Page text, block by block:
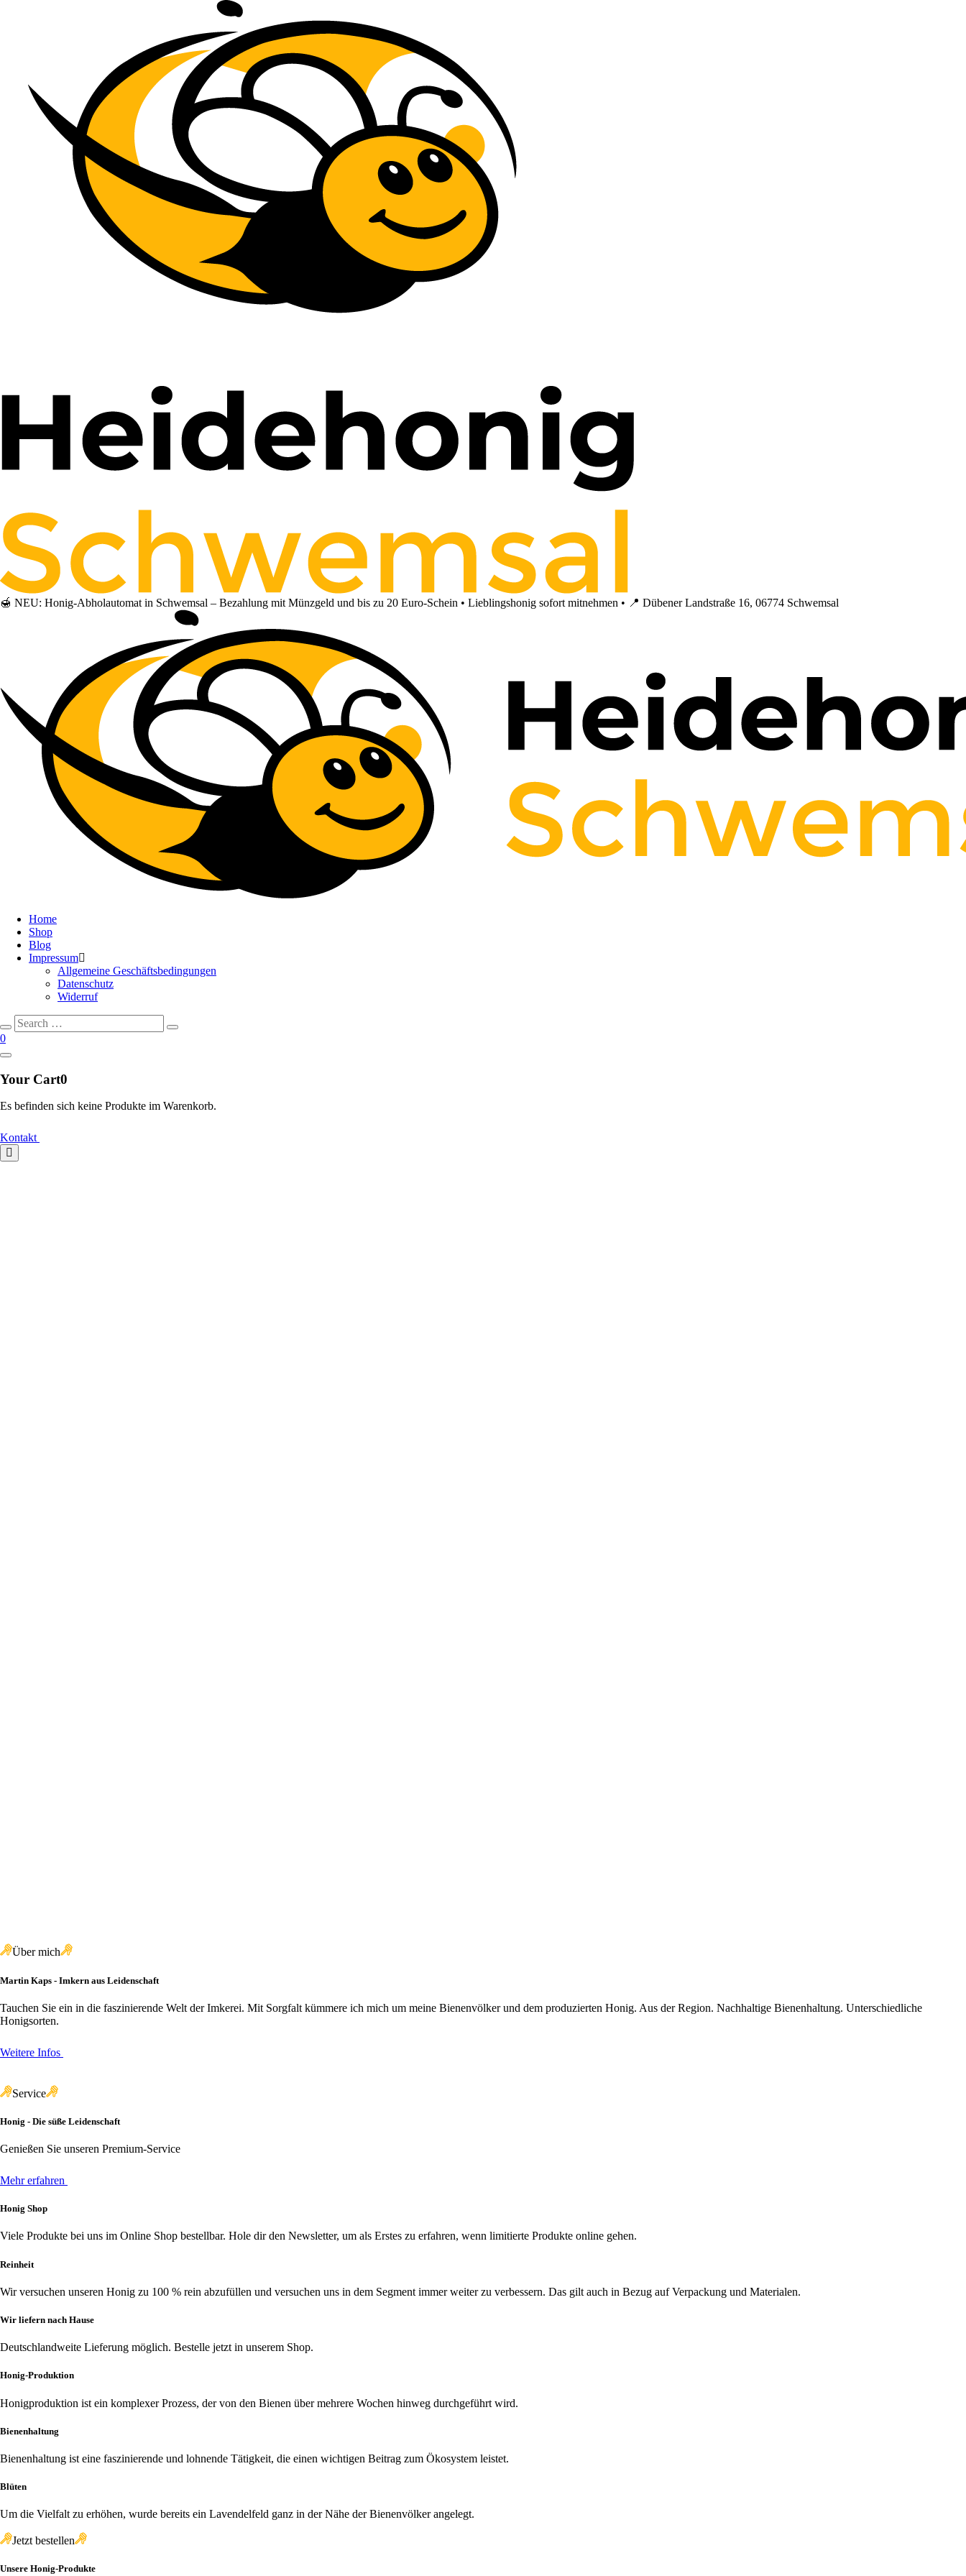
🍯 NEU: Honig-Abholautomat in Schwemsal – Bezahlung mit Münzgeld und bis zu 20 Euro-Schein • Lieblingshonig sofort mitnehmen • 📍 Dübener Landstraße 16, 06774 Schwemsal
Home
Shop
Blog
Impressum
Allgemeine Geschäftsbedingungen
Datenschutz
Widerruf
Search
for:
Search
0
Your Cart0
Es befinden sich keine Produkte im Warenkorb.
Kontakt
Über mich
Martin Kaps - Imkern aus Leidenschaft
Tauchen Sie ein in die faszinierende Welt der Imkerei. Mit Sorgfalt kümmere ich mich um meine Bienenvölker und dem produzierten Honig. Aus der Region. Nachhaltige Bienenhaltung. Unterschiedliche
Honigsorten.
Weitere Infos
Service
Honig - Die süße Leidenschaft
Genießen Sie unseren Premium-Service
Mehr erfahren
Honig Shop
Viele Produkte bei uns im Online Shop bestellbar. Hole dir den Newsletter, um als Erstes zu erfahren, wenn limitierte Produkte online gehen.
Reinheit
Wir versuchen unseren Honig zu 100 % rein abzufüllen und versuchen uns in dem Segment immer weiter zu verbessern. Das gilt auch in Bezug auf Verpackung und Materialen.
Wir liefern nach Hause
Deutschlandweite Lieferung möglich. Bestelle jetzt in unserem Shop.
Honig-Produktion
Honigproduktion ist ein komplexer Prozess, der von den Bienen über mehrere Wochen hinweg durchgeführt wird.
Bienenhaltung
Bienenhaltung ist eine faszinierende und lohnende Tätigkeit, die einen wichtigen Beitrag zum Ökosystem leistet.
Blüten
Um die Vielfalt zu erhöhen, wurde bereits ein Lavendelfeld ganz in der Nähe der Bienenvölker angelegt.
Jetzt bestellen
Unsere Honig-Produkte